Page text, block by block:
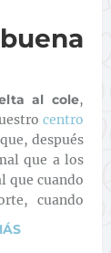
al cole,
centro
después
que a los
que cuando
cuando